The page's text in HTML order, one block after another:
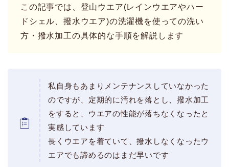
この記事では、登山ウエア(レインウエアやハー
ドシェル、撥水ウエア)の洗濯機を使っての洗い
方・撥水加工の具体的な手順を解説します
私自身もあまりメンテナンスしていなかった
のですが、定期的に汚れを落とし、撥水加工
をすると、ウエアの性能が落ちなくなったと
実感しています
長くウエアを着ていて、撥水しなくなったウ
エアでも諦めるのはまだ早いです